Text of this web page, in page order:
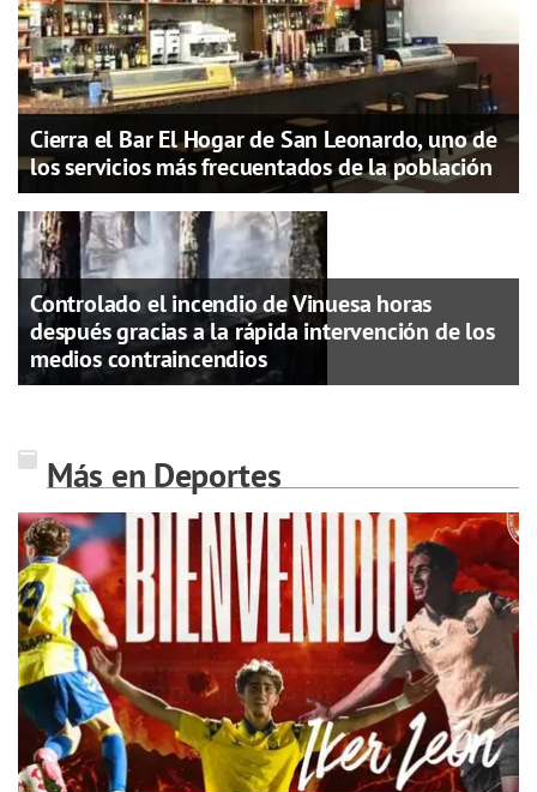
Cierra el Bar El Hogar de San Leonardo, uno de
los servicios más frecuentados de la población
Controlado el incendio de Vinuesa horas
después gracias a la rápida intervención de los
medios contraincendios
Más en Deportes